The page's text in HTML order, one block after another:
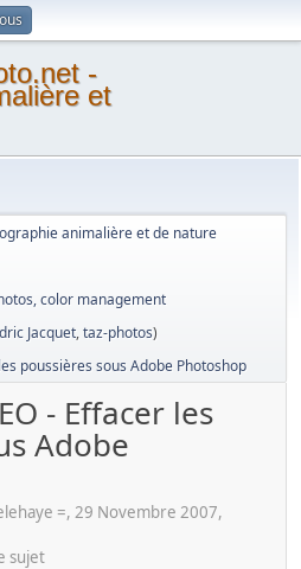
-
et
animalière et de nature
color management
Jacquet,taz-photos)
poussières sous Adobe Photoshop
- Effacer les
Adobe
=, 29 Novembre 2007,
sujet